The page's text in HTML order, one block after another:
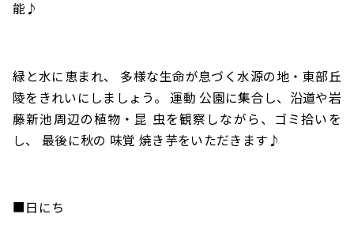
能♪
緑と水に恵まれ、 多様な生命が息づく水源の地・東部丘
陵をきれいにしましょう。 運動 公園に集合し、沿道や岩
藤新池周辺の植物・昆 虫を観察しながら、ゴミ拾いを
し、 最後に秋の 味覚 焼き芋をいただきます♪
■日にち